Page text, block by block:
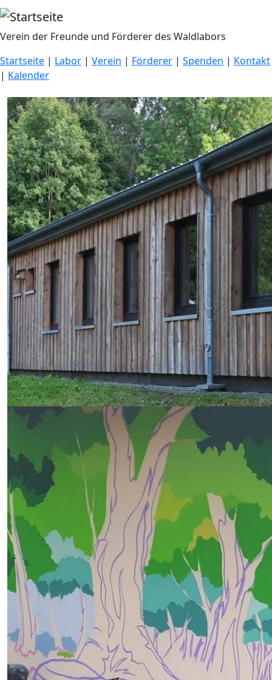
Direkt zum Inhalt
Verein der Freunde und Förderer des Waldlabors
Startseite | Labor | Verein | Förderer | Spenden | Kontakt
| Kalender